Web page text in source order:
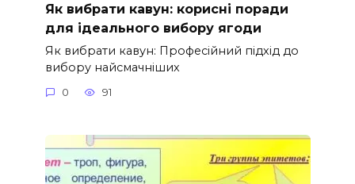
Як вибрати кавун: корисні поради
для ідеального вибору ягоди
Як вибрати кавун: Професійний підхід до
вибору найсмачніших
0 91